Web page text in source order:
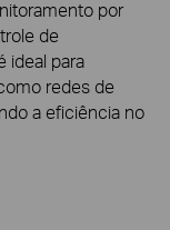
por
de
ideal para
redes de
a eficiência no